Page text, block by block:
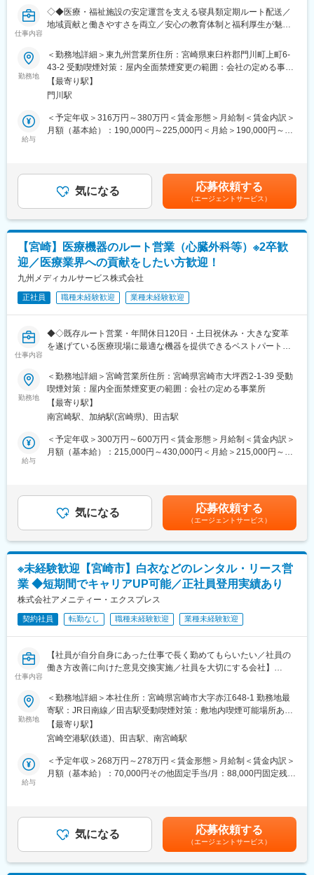
社会インフラを支える医療・福祉業界に貢献できるやりがいのあ
る仕事です。自社開発製品や独自のサービス展開に強みがあり、
安定した営業基盤のもと長期的なキャリア形成が可能です。
OJTを中心に、未経験の方でも安心して業務を習得できるよう丁
寧な指導体制を整えています。業界知識や商品知識も段階的に学
べます。
■就業環境
カー通勤可（無料駐車場あり）、産休・育休取得実績あり、働き
やすい環境です。
昭和38年創業、九州エリアで高いシェアを持つ老舗企業。時代の
変化に合わせて事業を展開し、安定成長を続けています。
変更の範囲：会社の定める業務
仕事内容
◇◆医療・福祉施設の安定運営を支える寝具類定期ルート配送／
地域貢献と働きやすさを両立／安心の教育体制と福利厚生が魅力
■職務内容：
当社は、医療・福祉施設向けの寝具やリネン類のレンタル・クリ
ーニング事業を展開しています。
本ポジションでは、4トントラックを運転し、県内の病院や福祉施
設へシーツや枕カバーなどの寝具類をお届けし、使用済み品の回
収を行うルート配送を担当していただきます。お客様施設の運営
・病院・福祉施設へのシーツ・枕カバーなど寝具類の納品
・使用済み品の回収および積み下ろし作業
・施設担当者とのコミュニケーション、業務改善の提案 など
※決まった取引先を回る完全ルート配送のため、毎回新規訪問を行
う仕事ではなく、顔なじみの施設とのやり取りが中心です。
▼扱うサービス
病院・福祉施設向けの寝具類レンタル、クリーニング、独自開発
のマットレスなどを提供しています。
■将来的にお任せたしたいこと：
リーダーとして配送チームのとりまとめや新人育成なども期待し
ています。
■魅力：
・医療・福祉施設の安定運営を支える社会貢献性の高い仕事で
す。
・決められたルート配送のため、関係構築を通じて「頼られる存
・勤務は6:30～15:30で、月平均残業19時間です。朝型の生活リ
ズムで、仕事後の時間を家族や趣味に充てやすい点も魅力です。
るOJTや日々のサポートが充実しています。
■当社について：
1963年創業、リネンサプライ・アメニティ・テレビレンタル・デ
イサービスなど、医療・福祉分野で幅広く事業を展開していま
す。売上高は年々増加しており、成長市場である医療・介護領域
で安定成長を続けています。独自開発マットレス「メンタルマッ
ト」や「おとなの学校」などの取り組みを通じて、地域の生活や
健康を支える存在として評価を得ています。
勤務地
＜勤務地詳細＞東九州営業所住所：宮崎県東臼杵郡門川町上町6-
43-2 受動喫煙対策：屋内全面禁煙変更の範囲：会社の定める事業
所【最寄り駅】
門川駅
給与
＜予定年収＞316万円～380万円＜賃金形態＞月給制＜賃金内訳＞
月額（基本給）：190,000円～225,000円＜月給＞190,000円～
る可能性があります。月給(月額)は固定手当を含めた表記です。
気になる 応募依頼する
（エージェントサービス）
【宮崎】医療機器のルート営業（心臓外科等）※2卒歓
迎／医療業界への貢献をしたい方歓迎！
九州メディカルサービス株式会社
正社員 職種未経験歓迎 業種未経験歓迎
仕事内容
◆◇既存ルート営業・年間休日120日・土日祝休み・大きな変革
を遂げている医療現場に最適な機器を提供できるベストパートナ
■採用背景：
最先端の心疾患医療機器販売や各種医療機器販売を手掛ける当社
にて、組織拡大に伴い第二新卒の採用を開始しました。業界経験
は不問です。
入社後は、医療知識の勉強等学んでいただくことは沢山あります
が、「医療業界で活躍したい」「営業としての折衝力を身に着け
担当エリアの大学病院、総合病院等（社用車を貸与いたしま
す。）に対して、製品提案・利用用途のフォロー等の営業活動を
◇休日出勤…緊急手術時の器材運搬などにより、休日出勤が月2～
3回程度発生する場合有（営業担当者により異なる）
■教育体制：
独り立ちまで最低でも1年以上はOJTでの研修となります。OJTの
他に座学や医療機器メーカーとの勉強会、学会への参加などで知
識をつけていただきます。
腰を据えて教育をしていただけるため、医療業界未経験者の方も
ご安心ください。
医療機器販売の営業、医療機器の使用サポート、経営のサポート
など幅広い仕事を担います。学術的に高度な専門知識も必要でハ
ードな仕事ですが、命にかかわる仕事に携わっているからこそ、
非常にやりがいのある仕事です。
■当社の特徴：
昭和55年（1980年）に創業し、主として心臓外科関連機器の取扱
また、その周辺のサービスを行き届かせることによって社会へ貢
献することを目指しています。高齢化社会に突入したわが国の現
状において、各種医療機器や高度な医療機器を、病院を通じて必
要とする人々へ提供し、
勤務地
＜勤務地詳細＞宮崎営業所住所：宮崎県宮崎市大坪西2-1-39 受動
喫煙対策：屋内全面禁煙変更の範囲：会社の定める事業所
【最寄り駅】
南宮崎駅、加納駅(宮崎県)、田吉駅
給与
＜予定年収＞300万円～600万円＜賃金形態＞月給制＜賃金内訳＞
月額（基本給）：215,000円～430,000円＜月給＞215,000円～
気になる 応募依頼する
（エージェントサービス）
※未経験歓迎【宮崎市】白衣などのレンタル・リース営
業 ◆短期間でキャリアUP可能／正社員登用実績あり
株式会社アメニティー・エクスプレス
契約社員 転勤なし 職種未経験歓迎 業種未経験歓迎
仕事内容
【社員が自分自身にあった仕事で長く勤めてもらいたい／社員の
働き方改善に向けた意見交換実施／社員を大切にする会社】
【短期でキャリアアップ】年収モデル：勤続年数5年間・課長職
（年収500万円）人事評価制度として各部署ごとに評価基準を策
定し、社員の努力を賞与等に反映する仕組みを構築しています。
【長く安心して勤められる会社づくり】年1回部署長との面談を実
施し、社員の考えや希望を共有する機会を設けています。ご本人
の希望を尊重し、営業職以外の配置転換にも柔軟に対応していま
す。転勤はありません。
ーです。
勤務地
＜勤務地詳細＞本社住所：宮崎県宮崎市大字赤江648-1 勤務地最
寄駅：JR日南線／田吉駅受動喫煙対策：敷地内喫煙可能場所あり
変更の範囲：会社の定める事業所
【最寄り駅】
宮崎空港駅(鉄道)、田吉駅、南宮崎駅
給与
＜予定年収＞268万円～278万円＜賃金形態＞月給制＜賃金内訳＞
月額（基本給）：70,000円その他固定手当/月：88,000円固定残業
＞・残業手当：有・昇給あり：年1回・賞与あり：年2回+決算賞
与（昨年支給実績：100,000～200,000円）賃金はあくまでも目安
の金額であり、選考を通じて上下する可能性があります。月給(月
額)は固定手当を含めた表記です。
気になる 応募依頼する
（エージェントサービス）